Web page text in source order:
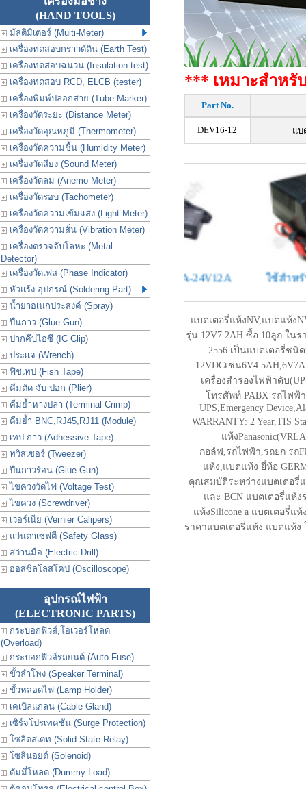
(HAND TOOLS)
มัลติมิเตอร์ (Multi-Meter)
เครื่องทดสอบกราวด์ดิน (Earth Test)
เครื่องทดสอบฉนวน (Insulation test)
เครื่องทดสอบ RCD, ELCB (tester)
เครื่องพิมพ์ปลอกสาย (Tube Marker)
เครื่องวัดระยะ (Distance Meter)
เครื่องวัดอุณหภูมิ (Thermometer)
เครื่องวัดความชื้น (Humidity Meter)
เครื่องวัดสียง (Sound Meter)
เครื่องวัดลม (Anemo Meter)
เครื่องวัดรอบ (Tachometer)
เครื่องวัดความเข้มแสง (Light Meter)
เครื่องวัดความสั่น (Vibration Meter)
เครื่องตรวจจับโลหะ (Metal
Detector)
เครื่องวัดเฟส (Phase Indicator)
หัวแร้ง อุปกรณ์ (Soldering Part)
น้ำยาอเนกประสงค์ (Spray)
ปืนกาว (Glue Gun)
ปากคีบไอซี (IC Clip)
ประเเจ (Wrench)
ฟิชเทป (Fish Tape)
คีมตัด จับ ปอก (Plier)
คีมย้ำหางปลา (Terminal Crimp)
คีมย้ำ BNC,RJ45,RJ11 (Module)
เทป กาว (Adhessive Tape)
ทวิสเซอร์ (Tweezer)
ปืนกาวร้อน (Glue Gun)
ไขควงวัดไฟ (Voltage Test)
ไขควง (Screwdriver)
เวอร์เนีย (Vernier Calipers)
แว่นตาเซฟตี (Safety Glass)
สว่านมือ (Electric Drill)
ออสซิลโลสโคป (Oscilloscope)
อุปกรณ์ไฟฟ้า
(ELECTRONIC PARTS)
กระบอกฟิวส์,โอเวอร์โหลด
(Overload)
กระบอกฟิวส์รถยนต์ (Auto Fuse)
ขั้วลำโพง (Speaker Terminal)
ขั้วหลอดไฟ (Lamp Holder)
เคเบิลแกลน (Cable Gland)
เซิร์จโปรเทคชัน (Surge Protection)
โซลิดสเตท (Solid State Relay)
โซลินอยด์ (Solenoid)
ดัมมี่โหลด (Dummy Load)
*** เหมาะสำหรั
Part No.
DEV16-12 แบ
ใช้สำหรับ 24V8A-24V12A ใช้สำหรับแบตน้ำ
แบตเตอรี่แห้งNV,แบตแห้ง
รุ่น 12V7.2AH ซื้อ 10ลูก ใน
2556 เป็นแบตเตอรี่ชนิ
12VDCเช่น
เครื่องสำรองไฟฟ้าดับ
โทรศัพท์ PABX รถไฟฟ้
UPS,Emergency
WARRANTY: 2 Year,TIS
แห้ง
กอล์ฟ,รถไฟฟ้า,รถยก รถ
แห้ง,แบตแห้ง ยี่ห้อ
คุณสมบัติระหว่างแบตเตอรี่แ
และ BCN แบตเตอรี่แห้
แห้งSilicone a แบตเตอรี่แ
ราคาแบตเตอรี่แห้ง แบตแห้ง